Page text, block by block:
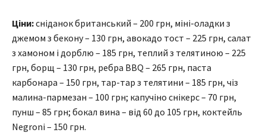
Ціни:сніданок британський – 200 грн, міні-оладки з
джемом з бекону – 130 грн, авокадо тост – 225 грн, салат
з хамоном і дорблю – 185 грн, теплий з телятиною – 225
грн, борщ – 130 грн, ребра BBQ – 265 грн, паста
карбонара – 150 грн, тар-тар з телятини – 185 грн, чіз
малина-пармезан – 100 грн; капучіно снікерс – 70 грн,
пунш – 85 грн; бокал вина – від 60 до 105 грн, коктейль
Negroni – 150 грн.